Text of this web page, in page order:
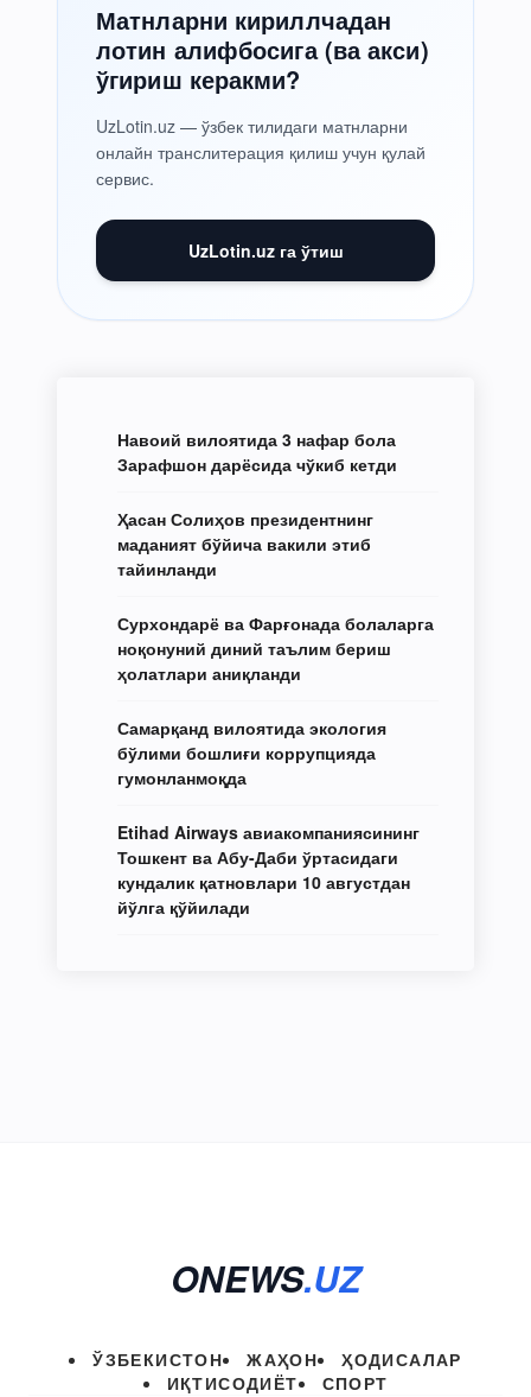
Матнларни кириллчадан
лотин алифбосига (ва акси)
ўгириш керакми?
UzLotin.uz — ўзбек тилидаги матнларни
онлайн транслитерация қилиш учун қулай
сервис.
UzLotin.uz га ўтиш
Навоий вилоятида 3 нафар бола
Зарафшон дарёсида чўкиб кетди
Ҳасан Солиҳов президентнинг
маданият бўйича вакили этиб
тайинланди
Сурхондарё ва Фарғонада болаларга
ноқонуний диний таълим бериш
ҳолатлари аниқланди
Самарқанд вилоятида экология
бўлими бошлиғи коррупцияда
гумонланмоқда
Etihad Airways авиакомпаниясининг
Тошкент ва Абу-Даби ўртасидаги
кундалик қатновлари 10 августдан
йўлга қўйилади
ONEWS.UZ
ЎЗБЕКИСТОН ЖАҲОН
ҲОДИСАЛАР
ИҚТИСОДИЁТ
СПОРТ